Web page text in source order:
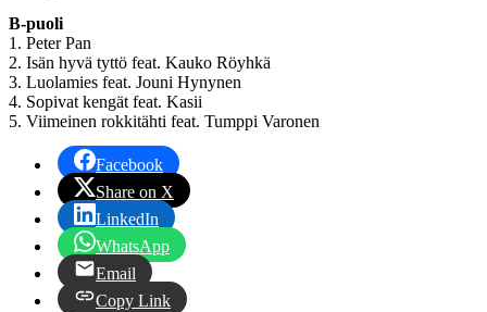
B-puoli
1. Peter Pan
2. Isän hyvä tyttö feat. Kauko Röyhkä
3. Luolamies feat. Jouni Hynynen
4. Sopivat kengät feat. Kasii
5. Viimeinen rokkitähti feat. Tumppi Varonen
Facebook
Share on X
LinkedIn
WhatsApp
Email
Copy Link